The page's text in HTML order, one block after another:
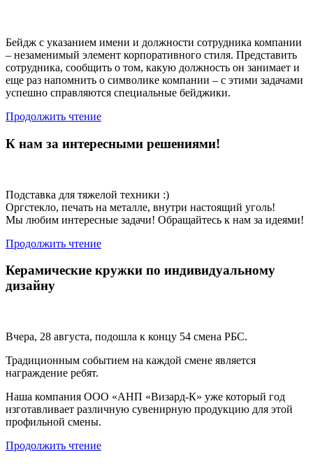
Бейдж с указанием имени и должности сотрудника компании
– незаменимый элемент корпоративного стиля. Представить
сотрудника, сообщить о том, какую должность он занимает и
еще раз напомнить о символике компании – с этими задачами
успешно справляются специальные бейджики.
Продолжить чтение
К нам за интересными решениями!
Подставка для тяжелой техники :)
Оргстекло, печать на металле, внутри настоящий уголь!
Мы любим интересные задачи! Обращайтесь к нам за идеями!
Продолжить чтение
Керамические кружки по индивидуальному
дизайну
Вчера, 28 августа, подошла к концу 54 смена РБС.
Традиционным событием на каждой смене является
награждение ребят.
Наша компания ООО «АНП «Визард-К» уже который год
изготавливает различную сувенирную продукцию для этой
профильной смены.
Продолжить чтение